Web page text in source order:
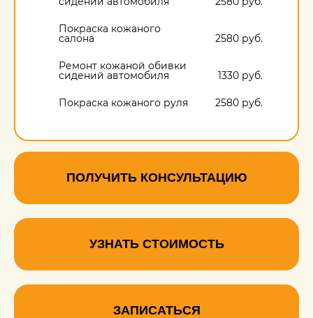
Покраска кожаного
салона 2580 руб.
Ремонт кожаной обивки
сидений автомобиля 1330 руб.
Покраска кожаного руля 2580 руб.
ПОЛУЧИТЬ КОНСУЛЬТАЦИЮ
УЗНАТЬ СТОИМОСТЬ
ЗАПИСАТЬСЯ